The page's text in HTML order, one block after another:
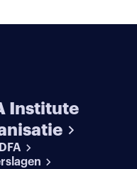
Institute